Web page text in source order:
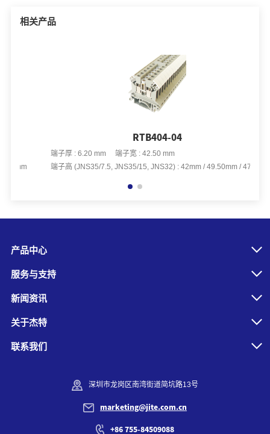
相关产品
RTB404-04
端子厚 : 6.20 mm 端子宽 : 42.50 mm
端子高 (JNS35/7.5, JNS35/15, JNS32) : 42mm / 49.50mm / 47mm
产品中心
服务与支持
新闻资讯
关于杰特
联系我们
深圳市龙岗区南湾街道简坑路13号
marketing@jite.com.cn
+86 755-84509088